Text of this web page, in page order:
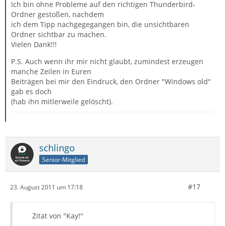
Ich bin ohne Probleme auf den richtigen Thunderbird-
Ordner gestoßen, nachdem
ich dem Tipp nachgegegangen bin, die unsichtbaren
Ordner sichtbar zu machen.
Vielen Dank!!!
P.S. Auch wenn ihr mir nicht glaubt, zumindest erzeugen
manche Zeilen in Euren
Beiträgen bei mir den Eindruck, den Ordner "Windows old"
gab es doch
(hab ihn mitlerweile gelöscht).
schlingo
Senior-Mitglied
23. August 2011 um 17:18 #17
Zitat von "Kay!"